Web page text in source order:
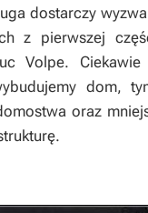
dostarczy
z pierwszej
Volpe.
dom,
oraz